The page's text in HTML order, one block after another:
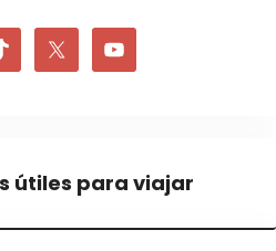
útiles para viajar